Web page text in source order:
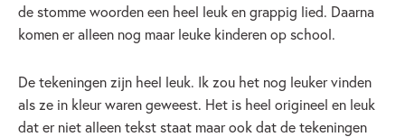
de stomme woorden een heel leuk en grappig lied. Daarna
komen er alleen nog maar leuke kinderen op school.
De tekeningen zijn heel leuk. Ik zou het nog leuker vinden
als ze in kleur waren geweest. Het is heel origineel en leuk
dat er niet alleen tekst staat maar ook dat de tekeningen